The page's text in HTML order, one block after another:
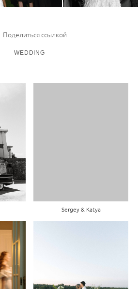
Поделиться ссылкой
WEDDING
Sergey & Katya